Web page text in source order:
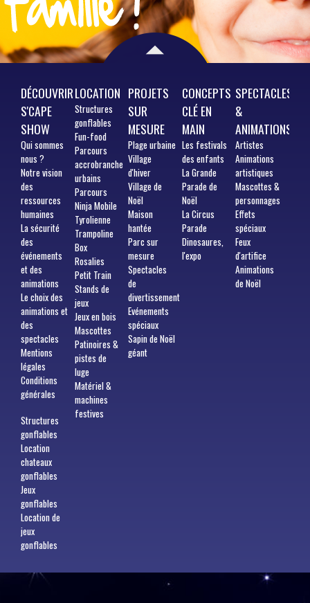
DÉCOUVRIR
S'CAPE
SHOW
Quisommes
nous ?
Notre vision
des
ressources
humaines
La sécurité
des
événements
et des
animations
Le choix des
animations et
des
spectacles
Mentions
légales
Conditions
générales
Structures
gonflables
Location
chateaux
gonflables
Jeux
gonflables
Location de
jeux
gonflables
LOCATION
Structures
gonflables
Fun-food
Parcours
accrobranche
urbains
Parcours
Ninja Mobile
Tyrolienne
Trampoline
Box
Rosalies
Petit Train
Stands de
jeux
Jeux en bois
Mascottes
Patinoires &
pistes de
luge
Matériel &
machines
festives
PROJETS
SUR
MESURE
Plage urbaine
Village
d'hiver
Village de
Noël
Maison
hantée
Parc sur
mesure
Spectacles
de
divertissement
Evénements
spéciaux
Sapin de Noël
géant
CONCEPTS
CLÉ EN
MAIN
Les festivals
des enfants
La Grande
Parade de
Noël
La Circus
Parade
Dinosaures,
l'expo
SPECTACLES
&
ANIMATIONS
Artistes
Animations
artistiques
Mascottes &
personnages
Effets
spéciaux
Feux
d'artifice
Animations
de Noël